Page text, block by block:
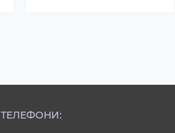
ТЕЛЕФОНИ: